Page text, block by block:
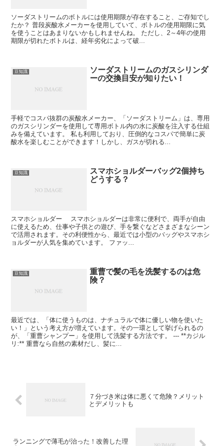
ソーダストリームのボトルには使用期限が存在すること、ご存知でし
たか？ 普段炭酸水メーカーを使用していて、ボトルの使用期限に気
を使うことはあまりないかもしれませんね。 ただし、2～4年の使用
期限が切れたボトルは、経年劣化によって破...
豆知識
ソーダストリームのガスシリンダ
ーの交換目安が知りたい！
手軽でコスパ抜群の炭酸水メーカー、「ソーダストリーム」は、専用
のガスシリンダーを使用して専用ボトル内の水に炭酸を注入する仕組
みを備えています。 私も利用しており、圧倒的なコスパで簡単に炭
酸水を楽しむことができます！しかし、ガスが切れる...
豆知識
スマホショルダーバッグ2個持ち
どうする？
スマホショルダー スマホショルダーは非常に便利で、両手が自由
に使えるため、仕事や子供との遊び、手を繋ぐなどさまざまなシーン
で活用されます。その利便性から、最近では小型のバッグやスマホシ
ョルダーが人気を集めています。 ファッ...
豆知識
重曹で髪の毛を洗髪するのは危
険？
最近では、「体に使うものは、ナチュラルで体に優しい物を使いた
い！」という考え方が増えています。その一環として挙げられるの
が、「重曹シャンプー」を使用して洗髪する方法です。 --- **カジル
リ:** 重曹なら自然の素材だし、髪に...
７分づき米は体に悪くて危険？メリット
とデメリットも
ランニングで薄毛が治った！改善した理